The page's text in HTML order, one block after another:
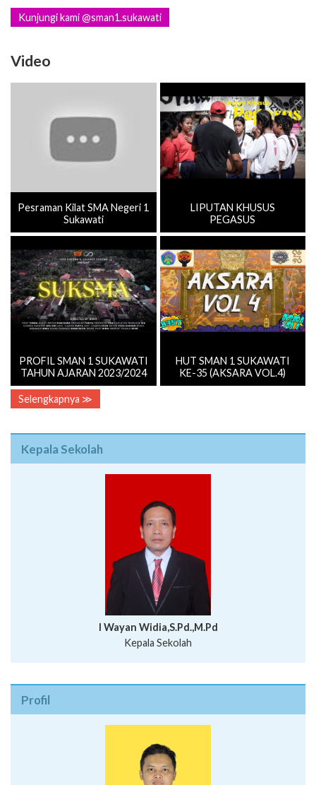
Kunjungi kami @sman1.sukawati
Video
Pesraman Kilat SMA Negeri 1
Sukawati
LIPUTAN KHUSUS
PEGASUS
PROFIL SMAN 1 SUKAWATI
TAHUN AJARAN 2023/2024
HUT SMAN 1 SUKAWATI
KE-35 (AKSARA VOL.4)
Selengkapnya ≫
Kepala Sekolah
I Wayan Widia,S.Pd.,M.Pd
Kepala Sekolah
Profil